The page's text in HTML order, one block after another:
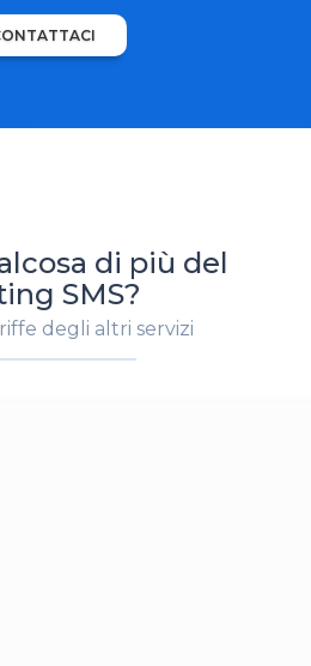
di più del
SMS?
degli altri servizi